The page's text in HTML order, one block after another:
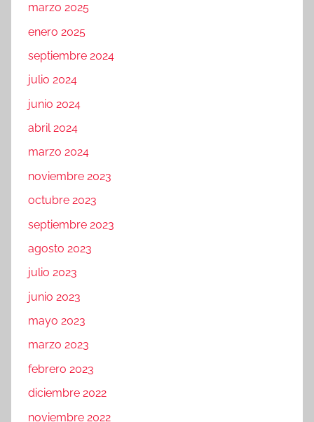
marzo 2025
enero 2025
septiembre 2024
julio 2024
junio 2024
abril 2024
marzo 2024
noviembre 2023
octubre 2023
septiembre 2023
agosto 2023
julio 2023
junio 2023
mayo 2023
marzo 2023
febrero 2023
diciembre 2022
noviembre 2022